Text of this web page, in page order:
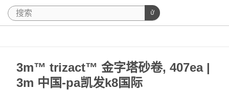
3m™ trizact™ 金字塔砂卷, 407ea |
3m 中国-pa凯发k8国际